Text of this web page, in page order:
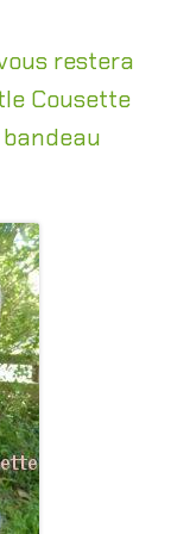
restera
Cousette